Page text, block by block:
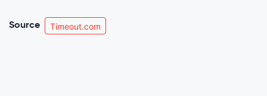
Source Timeout.com